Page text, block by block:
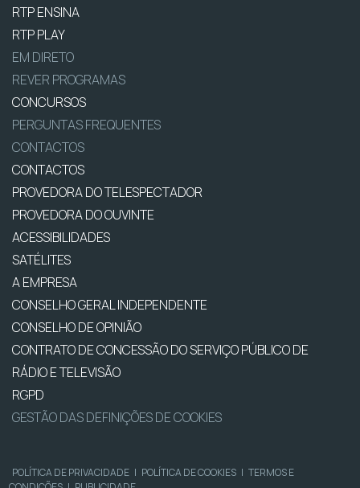
RTP ENSINA
RTP PLAY
EM DIRETO
REVER PROGRAMAS
CONCURSOS
PERGUNTAS FREQUENTES
CONTACTOS
CONTACTOS
PROVEDORA DO TELESPECTADOR
PROVEDORA DO OUVINTE
ACESSIBILIDADES
SATÉLITES
A EMPRESA
CONSELHO GERAL INDEPENDENTE
CONSELHO DE OPINIÃO
CONTRATO DE CONCESSÃO DO SERVIÇO PÚBLICO DE
RÁDIO E TELEVISÃO
RGPD
GESTÃO DAS DEFINIÇÕES DE COOKIES
POLÍTICA DE PRIVACIDADE | POLÍTICA DE COOKIES | TERMOS E